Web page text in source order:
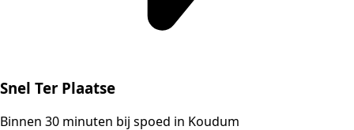
Snel Ter Plaatse
Binnen 30 minuten bij spoed in Koudum